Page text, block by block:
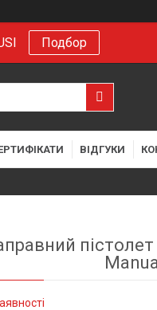
Подбор
ВІДГУКИ